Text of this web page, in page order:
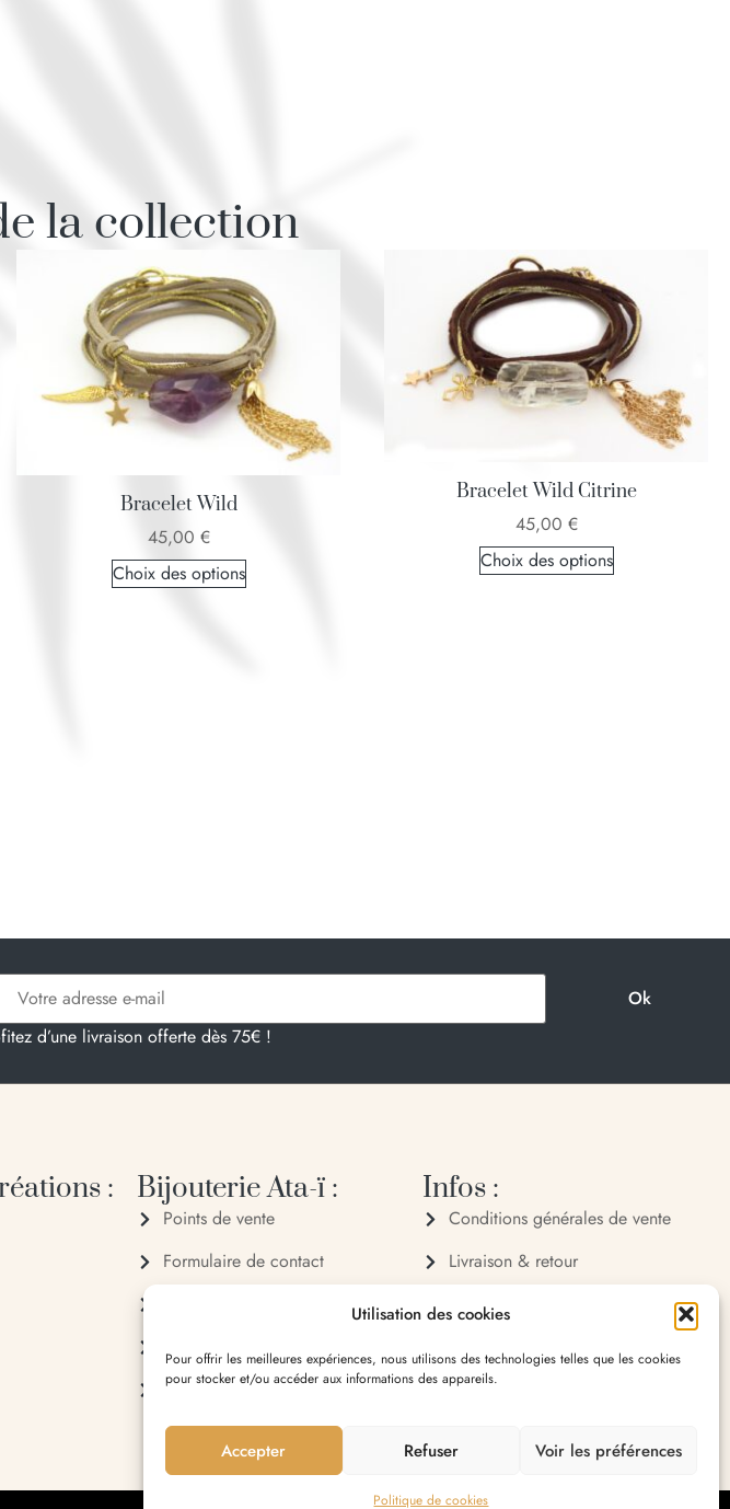
Utilisation des cookies
Pour offrir les meilleures expériences, nous utilisons des technologies telles que les cookies
pour stocker et/ou accéder aux informations des appareils.
Accepter Refuser Voir les préférences
Politique de cookies
la collection
Bracelet Wild
45,00 €
Choix des options
Bracelet Wild Citrine
45,00 €
Choix des options
d’une livraison offerte dès 75€ !
: Bijouterie Ata-ï :
Points de vente
Formulaire de contact
06 20 88 32 65
Entrée du village 20119 Bastelica
Infos :
Conditions générales de vente
Livraison & retour
Politique de confidentialité
Mentions légales